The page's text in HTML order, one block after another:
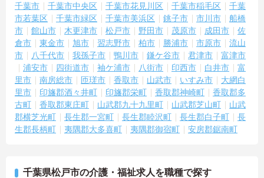
千葉市 千葉市中央区 千葉市花見川区 千葉市稲毛区
千葉
市若葉区
千葉市緑区 千葉市美浜区 銚子市 市川市
船橋
市
館山市 木更津市 松戸市 野田市 茂原市 成田市
佐
倉市
東金市 旭市 習志野市 柏市 勝浦市 市原市
流山
市
八千代市 我孫子市 鴨川市 鎌ケ谷市 君津市
富津市
浦安市
四街道市 袖ケ浦市 八街市 印西市 白井市
富
里市
南房総市 匝瑳市 香取市 山武市 いすみ市
大網白
里市
印旛郡酒々井町 印旛郡栄町 香取郡神崎町
香取郡多
古町
香取郡東庄町 山武郡九十九里町 山武郡芝山町
山武
郡横芝光町
長生郡一宮町 長生郡睦沢町 長生郡白子町
長
生郡長柄町
夷隅郡大多喜町 夷隅郡御宿町 安房郡鋸南町
千葉県松戸市の介護・福祉求人を職種で探す